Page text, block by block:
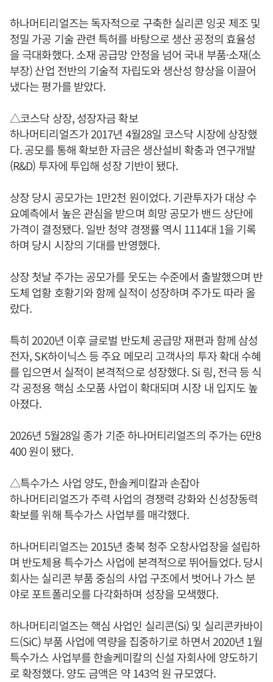
하나머티리얼즈는 독자적으로 구축한 실리콘 잉곳 제조 및
정밀 가공 기술 관련 특허를 바탕으로 생산 공정의 효율성
을 극대화했다. 소재 공급망 안정을 넘어 국내 부품·소재(소
부장) 산업 전반의 기술적 자립도와 생산성 향상을 이끌어
냈다는 평가를 받았다.
△코스닥 상장, 성장자금 확보
하나머티리얼즈가 2017년 4월28일 코스닥 시장에 상장했
다. 공모를 통해 확보한 자금은 생산설비 확충과 연구개발
(R&D) 투자에 투입해 성장 기반이 됐다.
상장 당시 공모가는 1만2천 원이었다. 기관투자가 대상 수
요예측에서 높은 관심을 받으며 희망 공모가 밴드 상단에
가격이 결정됐다. 일반 청약 경쟁률 역시 1114대 1을 기록
하며 당시 시장의 기대를 반영했다.
상장 첫날 주가는 공모가를 웃도는 수준에서 출발했으며 반
도체 업황 호황기와 함께 실적이 성장하며 주가도 따라 올
랐다.
특히 2020년 이후 글로벌 반도체 공급망 재편과 함께 삼성
전자, SK하이닉스 등 주요 메모리 고객사의 투자 확대 수혜
를 입으면서 실적이 본격적으로 성장했다. Si 링, 전극 등 식
각 공정용 핵심 소모품 사업이 확대되며 시장 내 입지도 높
아졌다.
2026년 5월28일 종가 기준 하나머티리얼즈의 주가는 6만8
400 원이 됐다.
△특수가스 사업 양도, 한솔케미칼과 손잡아
하나머티리얼즈가 주력 사업의 경쟁력 강화와 신성장동력
확보를 위해 특수가스 사업부를 매각했다.
하나머티리얼즈는 2015년 충북 청주 오창사업장을 설립하
며 반도체용 특수가스 사업에 본격적으로 뛰어들었다. 당시
회사는 실리콘 부품 중심의 사업 구조에서 벗어나 가스 분
야로 포트폴리오를 다각화하며 성장을 모색했다.
하나머티리얼즈는 핵심 사업인 실리콘(Si) 및 실리콘카바이
드(SiC) 부품 사업에 역량을 집중하기로 하면서 2020년 1월
특수가스 사업부를 한솔케미칼의 신설 자회사에 양도하기
로 확정했다. 양도 금액은 약 143억 원 규모였다.